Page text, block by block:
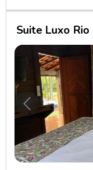
Suite Luxo Rio
Anterior